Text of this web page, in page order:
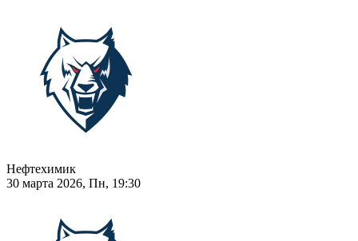
Нефтехимик
30 марта 2026, Пн, 19:30